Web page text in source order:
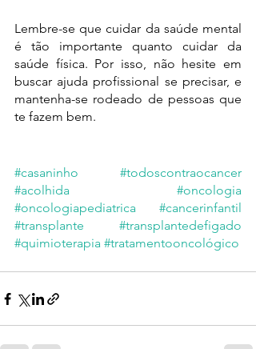
Lembre-se que cuidar da saúde mental
é tão importante quanto cuidar da
saúde física. Por isso, não hesite em
buscar ajuda profissional se precisar, e
mantenha-se rodeado de pessoas que
te fazem bem.
#casaninho
#todoscontraocancer
#acolhida
#oncologia
#oncologiapediatrica
#cancerinfantil
#transplante
#transplantedefigado
#quimioterapia #tratamentooncológico